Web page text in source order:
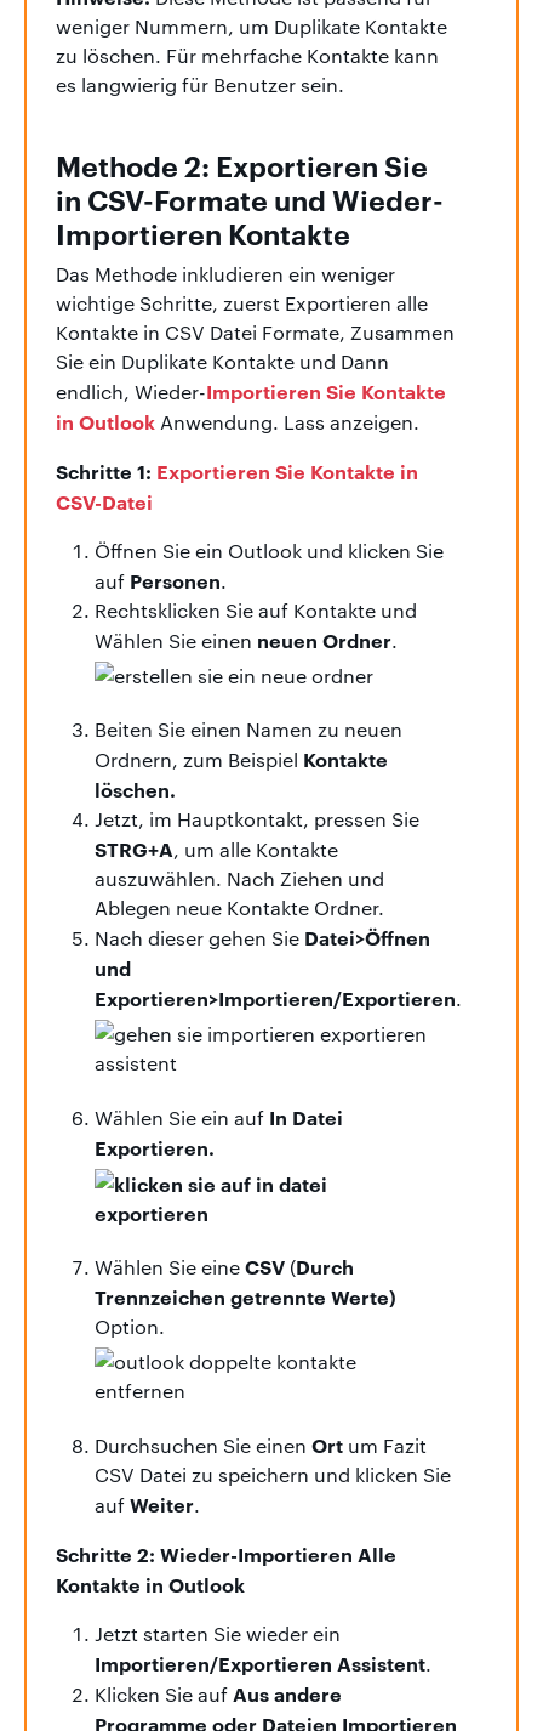
weniger Nummern, um Duplikate Kontakte
zu löschen. Für mehrfache Kontakte kann
es langwierig für Benutzer sein.
Methode 2: Exportieren Sie
in CSV-Formate und Wieder-
Importieren Kontakte
Das Methode inkludieren ein weniger
wichtige Schritte, zuerst Exportieren alle
Kontakte in CSV Datei Formate, Zusammen
Sie ein Duplikate Kontakte und Dann
endlich, Wieder-Importieren Sie Kontakte
in Outlook Anwendung. Lass anzeigen.
Schritte 1: Exportieren Sie Kontakte in
CSV-Datei
Öffnen Sie ein Outlook und klicken Sie
auf Personen.
Rechtsklicken Sie auf Kontakte und
Wählen Sie einen neuen Ordner.
Beiten Sie einen Namen zu neuen
Ordnern, zum Beispiel Kontakte
löschen.
Jetzt, im Hauptkontakt, pressen Sie
STRG+A, um alle Kontakte
auszuwählen. Nach Ziehen und
Ablegen neue Kontakte Ordner.
Nach dieser gehen Sie Datei>Öffnen
und
Exportieren>Importieren/Exportieren.
Wählen Sie ein auf In Datei
Exportieren.
Wählen Sie eineCSV (Durch
Trennzeichen getrennte Werte)
Option.
Durchsuchen Sie einen Ort um Fazit
CSV Datei zu speichern und klicken Sie
aufWeiter.
Schritte 2: Wieder-Importieren Alle
Kontakte in Outlook
Jetzt starten Sie wieder ein
Importieren/Exportieren Assistent.
Klicken Sie auf Aus andere
Programme oder Dateien Importieren